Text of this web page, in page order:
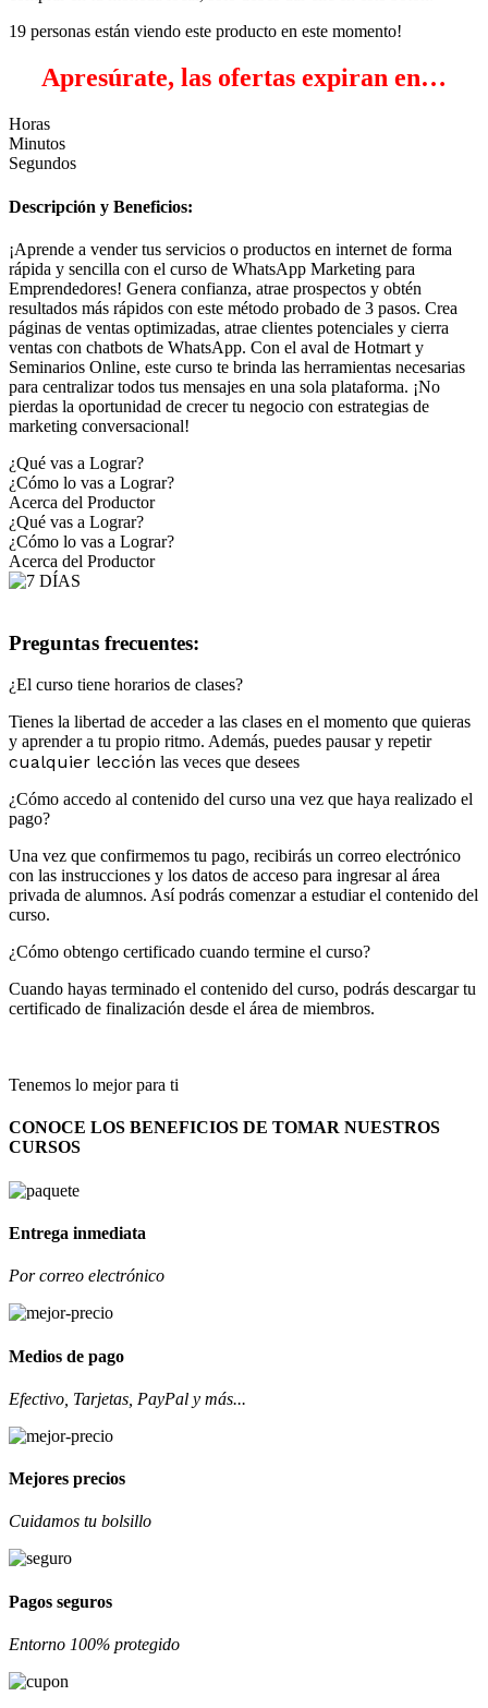
19 personas están viendo este producto en este momento!
Apresúrate, las ofertas expiran en…
Horas
Minutos
Segundos
Descripción y Beneficios:
¡Aprende a vender tus servicios o productos en internet de forma
rápida y sencilla con el curso de WhatsApp Marketing para
Emprendedores! Genera confianza, atrae prospectos y obtén
resultados más rápidos con este método probado de 3 pasos. Crea
páginas de ventas optimizadas, atrae clientes potenciales y cierra
ventas con chatbots de WhatsApp. Con el aval de Hotmart y
Seminarios Online, este curso te brinda las herramientas necesarias
para centralizar todos tus mensajes en una sola plataforma. ¡No
pierdas la oportunidad de crecer tu negocio con estrategias de
marketing conversacional!
¿Qué vas a Lograr?
¿Cómo lo vas a Lograr?
Acerca del Productor
¿Qué vas a Lograr?
¿Cómo lo vas a Lograr?
Acerca del Productor
Preguntas frecuentes:
¿El curso tiene horarios de clases?
Tienes la libertad de acceder a las clases en el momento que quieras
y aprender a tu propio ritmo. Además, puedes pausar y repetir
cualquier lección las veces que desees
¿Cómo accedo al contenido del curso una vez que haya realizado el
pago?
Una vez que confirmemos tu pago, recibirás un correo electrónico
con las instrucciones y los datos de acceso para ingresar al área
privada de alumnos. Así podrás comenzar a estudiar el contenido del
curso.
¿Cómo obtengo certificado cuando termine el curso?
Cuando hayas terminado el contenido del curso, podrás descargar tu
certificado de finalización desde el área de miembros.
Tenemos lo mejor para ti
CONOCE LOS BENEFICIOS DE TOMAR NUESTROS
CURSOS
Entrega inmediata
Por correo electrónico
Medios de pago
Efectivo, Tarjetas, PayPal y más...
Mejores precios
Cuidamos tu bolsillo
Pagos seguros
Entorno 100% protegido